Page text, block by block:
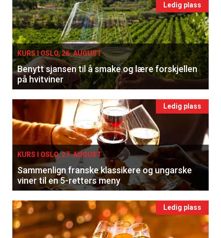
Ledig plass
KURS I OSLO, 26. AUGUST
Benytt sjansen til å smake og lære forskjellen
på hvitviner
Ledig plass
KURS I OSLO, 27. AUGUST
Sammenlign franske klassikere og ungarske
viner til en 5-retters meny
Ledig plass